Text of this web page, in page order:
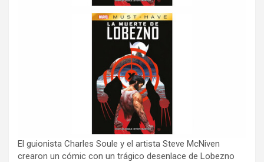
El guionista Charles Soule y el artista Steve McNiven
crearon un cómic con un trágico desenlace de Lobezno